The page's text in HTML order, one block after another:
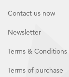
Contact us now
Newsletter
Terms & Conditions
Terms of purchase